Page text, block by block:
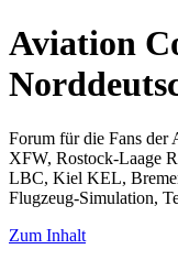
Aviation
Forum für die Fans
XFW, Rostock-Laage
LBC, Kiel KEL,
Flugzeug-Simulation,
Zum Inhalt